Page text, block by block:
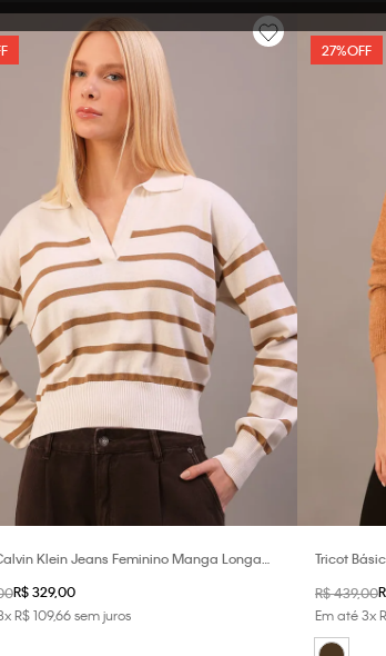
Klein Jeans Feminino Manga Longa
R$ 329,00
xR$ 109,66sem juros
27%OFF
Tricot
R$439,00
Em até3x